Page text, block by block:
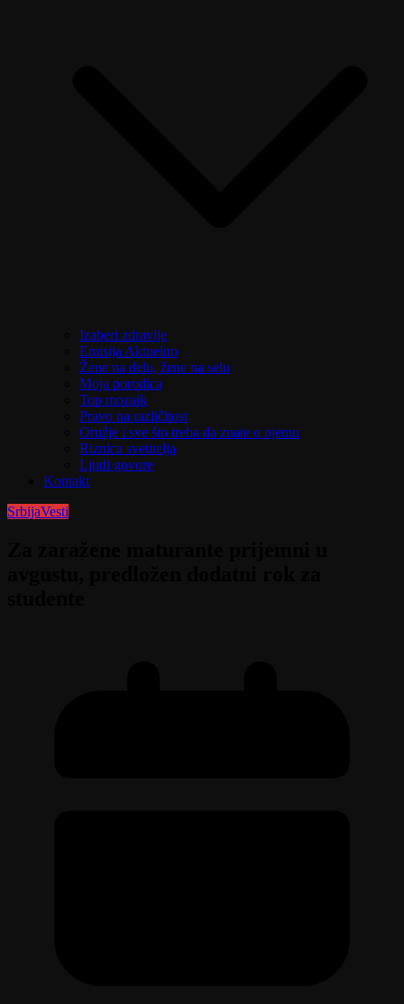
Izaberi zdravlje
Emisija Aktuelno
Žene na delu, žene na selu
Moja porodica
Top mozaik
Pravo na različitost
Oružje i sve što treba da znate o njemu
Riznica svetitelja
Ljudi govore
Kontakt
SrbijaVesti